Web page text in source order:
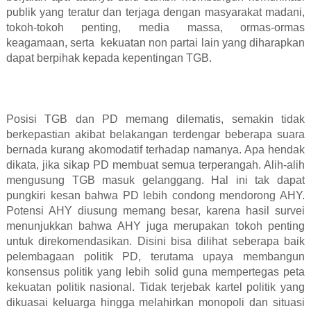
publik yang teratur dan terjaga dengan masyarakat madani,
tokoh-tokoh penting, media massa, ormas-ormas
keagamaan, serta
kekuatan non partai lain yang diharapkan
dapat berpihak kepada kepentingan TGB.
Posisi TGB dan PD memang dilematis, semakin tidak
berkepastian akibat belakangan terdengar beberapa suara
bernada kurang akomodatif terhadap namanya. Apa hendak
dikata, jika sikap PD membuat semua terperangah. Alih-alih
mengusung TGB masuk gelanggang. Hal ini tak dapat
pungkiri kesan bahwa PD lebih condong mendorong AHY.
Potensi AHY diusung memang besar, karena hasil survei
menunjukkan bahwa AHY juga merupakan tokoh penting
untuk direkomendasikan. Disini bisa dilihat seberapa baik
pelembagaan politik PD, terutama upaya membangun
konsensus politik yang lebih solid guna mempertegas peta
kekuatan politik nasional. Tidak terjebak kartel politik yang
dikuasai keluarga hingga melahirkan monopoli dan situasi